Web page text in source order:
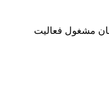
مشغول فعالیت